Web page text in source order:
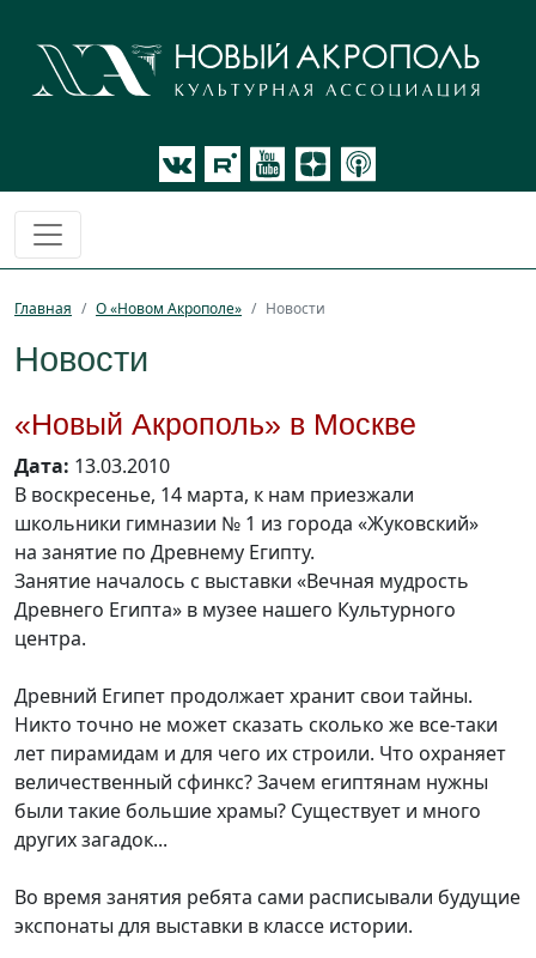
Главная О «Новом Акрополе» Новости
Новости
«Новый Акрополь» в Москве
Дата: 13.03.2010
В воскресенье, 14 марта, к нам приезжали
школьники гимназии № 1 из города «Жуковский»
на занятие по Древнему Египту.
Занятие началось с выставки «Вечная мудрость
Древнего Египта» в музее нашего Культурного
центра.
Древний Египет продолжает хранит свои тайны.
Никто точно не может сказать сколько же все-таки
лет пирамидам и для чего их строили. Что охраняет
величественный сфинкс? Зачем египтянам нужны
были такие большие храмы? Существует и много
других загадок...
Во время занятия ребята сами расписывали будущие
экспонаты для выставки в классе истории.